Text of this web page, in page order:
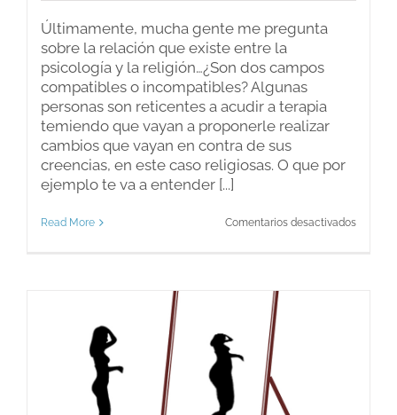
Últimamente, mucha gente me pregunta
sobre la relación que existe entre la
psicología y la religión…¿Son dos campos
compatibles o incompatibles? Algunas
personas son reticentes a acudir a terapia
temiendo que vayan a proponerle realizar
cambios que vayan en contra de sus
creencias, en este caso religiosas. O que por
ejemplo te va a entender [...]
Read More Comentarios desactivadosen